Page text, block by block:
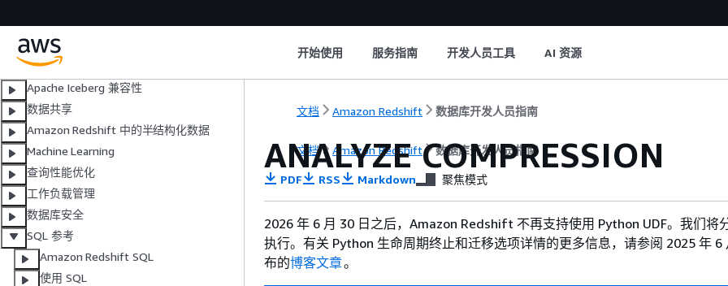
开始使用 服务指南 开发人员工具 AI 资源
Amazon Redshift Spectrum
HyperLogLog 草图
跨数据库查询
Apache Iceberg 兼容性
数据共享
Amazon Redshift 中的半结构化数据
Machine Learning
查询性能优化
工作负载管理
数据库安全
SQL 参考
Amazon Redshift SQL
使用 SQL
文档 Amazon Redshift 数据库开发人员指南
文档 Amazon Redshift 数据库开发人员指南
ANALYZE COMPRESSION
PDF RSS Markdown 聚焦模式
2026 年 6 月 30 日之后，Amazon Redshift 不再支持使用 Python UDF。我们将
执行。有关 Python 生命周期终止和迁移选项详情的更多信息，请参阅 2025 年 6
布的博客文章。